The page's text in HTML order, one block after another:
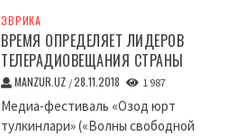
ЭВРИКА
ВРЕМЯ ОПРЕДЕЛЯЕТ ЛИДЕРОВ
ТЕЛЕРАДИОВЕЩАНИЯ СТРАНЫ
MANZUR.UZ /28.11.2018 1 987
Медиа-фестиваль «Озод юрт
тулкинлари» («Волны свободной